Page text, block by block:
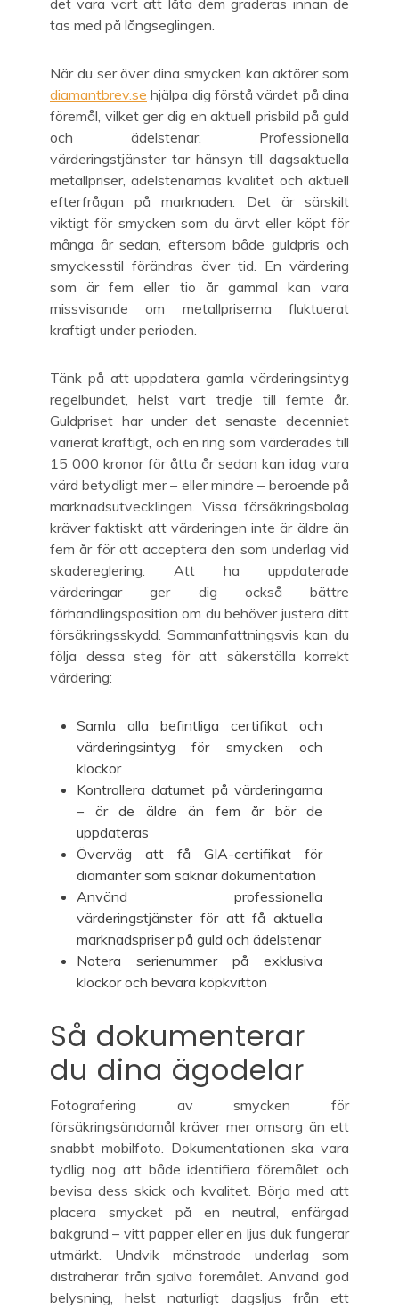
det vara värt att låta dem graderas innan de
tas med på långseglingen.
När du ser över dina smycken kan aktörer som
diamantbrev.se hjälpa dig förstå värdet på dina
föremål, vilket ger dig en aktuell prisbild på guld
och ädelstenar. Professionella
värderingstjänster tar hänsyn till dagsaktuella
metallpriser, ädelstenarnas kvalitet och aktuell
efterfrågan på marknaden. Det är särskilt
viktigt för smycken som du ärvt eller köpt för
många år sedan, eftersom både guldpris och
smyckesstil förändras över tid. En värdering
som är fem eller tio år gammal kan vara
missvisande om metallpriserna fluktuerat
kraftigt under perioden.
Tänk på att uppdatera gamla värderingsintyg
regelbundet, helst vart tredje till femte år.
Guldpriset har under det senaste decenniet
varierat kraftigt, och en ring som värderades till
15 000 kronor för åtta år sedan kan idag vara
värd betydligt mer – eller mindre – beroende på
marknadsutvecklingen. Vissa försäkringsbolag
kräver faktiskt att värderingen inte är äldre än
fem år för att acceptera den som underlag vid
skadereglering. Att ha uppdaterade
värderingar ger dig också bättre
förhandlingsposition om du behöver justera ditt
försäkringsskydd. Sammanfattningsvis kan du
följa dessa steg för att säkerställa korrekt
värdering:
Samla alla befintliga certifikat och
värderingsintyg för smycken och
klockor
Kontrollera datumet på värderingarna
– är de äldre än fem år bör de
uppdateras
Överväg att få GIA-certifikat för
diamanter som saknar dokumentation
Använd professionella
värderingstjänster för att få aktuella
marknadspriser på guld och ädelstenar
Notera serienummer på exklusiva
klockor och bevara köpkvitton
Så dokumenterar
du dina ägodelar
Fotografering av smycken för
försäkringsändamål kräver mer omsorg än ett
snabbt mobilfoto. Dokumentationen ska vara
tydlig nog att både identifiera föremålet och
bevisa dess skick och kvalitet. Börja med att
placera smycket på en neutral, enfärgad
bakgrund – vitt papper eller en ljus duk fungerar
utmärkt. Undvik mönstrade underlag som
distraherar från själva föremålet. Använd god
belysning, helst naturligt dagsljus från ett